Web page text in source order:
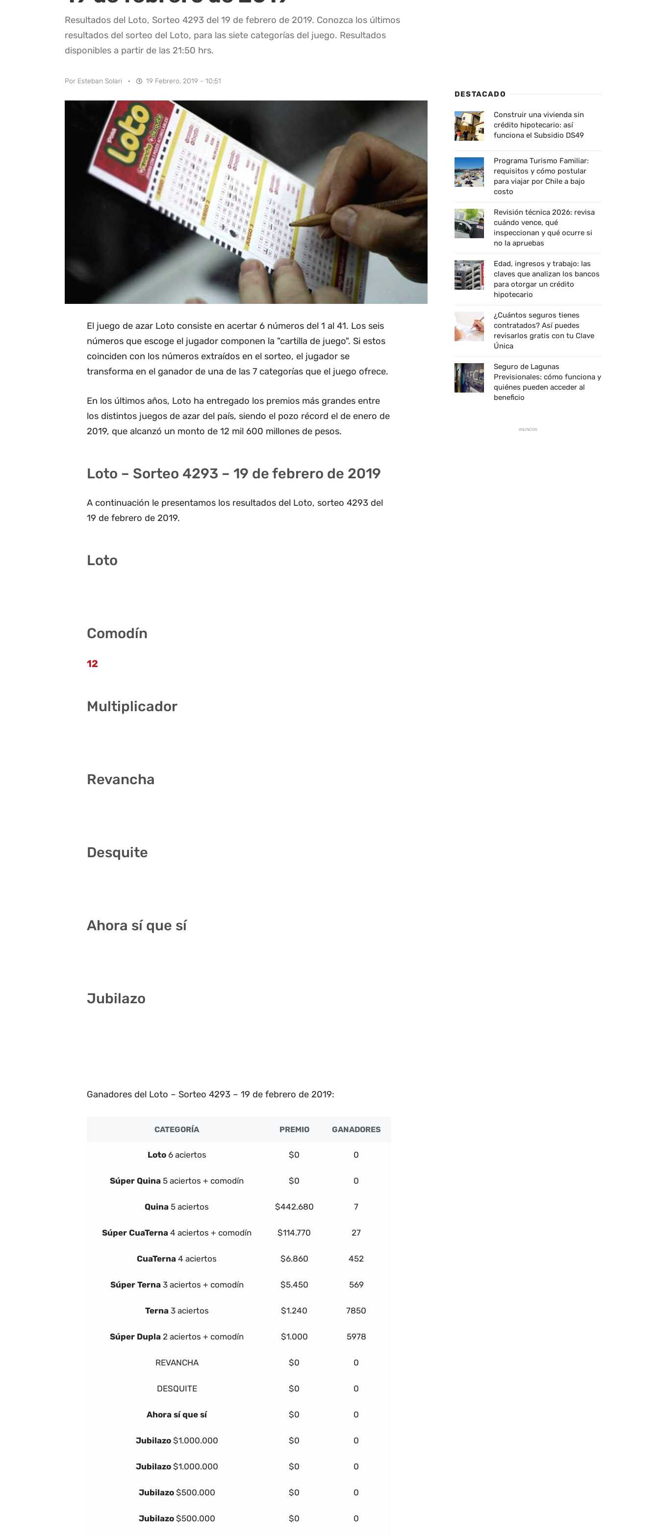
Resultados del Loto, Sorteo 4293 del 19 de febrero de 2019. Conozca los últimos
resultados del sorteo del Loto, para las siete categorías del juego. Resultados
disponibles a partir de las 21:50 hrs.
Por Esteban Solari · 19 Febrero, 2019 - 10:51
El juego de azar Loto consiste en acertar 6 números del 1 al 41. Los seis
números que escoge el jugador componen la "cartilla de juego". Si estos
coinciden con los números extraídos en el sorteo, el jugador se
transforma en el ganador de una de las 7 categorías que el juego ofrece.
En los últimos años, Loto ha entregado los premios más grandes entre
los distintos juegos de azar del país, siendo el pozo récord el de enero de
2019, que alcanzó un monto de 12 mil 600 millones de pesos.
Loto – Sorteo 4293 – 19 de febrero de 2019
A continuación le presentamos los resultados del Loto, sorteo 4293 del
19 de febrero de 2019.
Loto
Comodín
12
Multiplicador
Revancha
Desquite
Ahora sí que sí
Jubilazo
Ganadores del Loto – Sorteo 4293 – 19 de febrero de 2019:
CATEGORÍA PREMIO GANADORES
Loto 6 aciertos $0 0
Súper Quina 5 aciertos + comodín $0 0
Quina 5 aciertos $442.680 7
Súper CuaTerna 4 aciertos + comodín $114.770 27
CuaTerna 4 aciertos $6.860 452
Súper Terna 3 aciertos + comodín $5.450 569
Terna 3 aciertos $1.240 7850
Súper Dupla 2 aciertos + comodín $1.000 5978
REVANCHA $0 0
DESQUITE $0 0
Ahora sí que sí $0 0
Jubilazo $1.000.000 $0 0
Jubilazo $1.000.000 $0 0
Jubilazo $500.000 $0 0
Jubilazo $500.000 $0 0
DESTACADO
Construir una vivienda sin
crédito hipotecario: así
funciona el Subsidio DS49
Programa Turismo Familiar:
requisitos y cómo postular
para viajar por Chile a bajo
costo
Revisión técnica 2026: revisa
cuándo vence, qué
inspeccionan y qué ocurre si
no la apruebas
Edad, ingresos y trabajo: las
claves que analizan los bancos
para otorgar un crédito
hipotecario
¿Cuántos seguros tienes
contratados? Así puedes
revisarlos gratis con tu Clave
Única
Seguro de Lagunas
Previsionales: cómo funciona y
quiénes pueden acceder al
beneficio
ANUNCIOS